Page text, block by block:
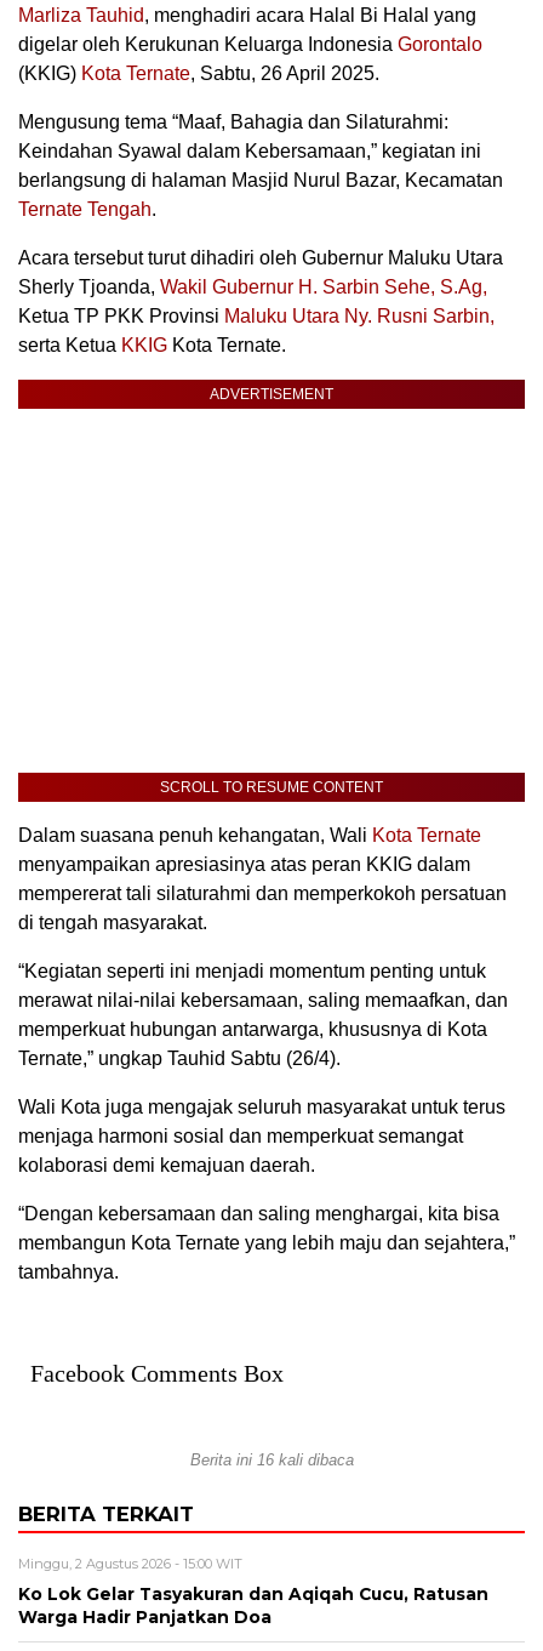
Marliza Tauhid, menghadiri acara Halal Bi Halal yang
digelar oleh Kerukunan Keluarga Indonesia Gorontalo
(KKIG) Kota Ternate, Sabtu, 26 April 2025.
Mengusung tema “Maaf, Bahagia dan Silaturahmi:
Keindahan Syawal dalam Kebersamaan,” kegiatan ini
berlangsung di halaman Masjid Nurul Bazar, Kecamatan
Ternate Tengah.
Acara tersebut turut dihadiri oleh Gubernur Maluku Utara
Sherly Tjoanda, Wakil Gubernur H. Sarbin Sehe, S.Ag,
Ketua TP PKK Provinsi Maluku Utara Ny. Rusni Sarbin,
serta Ketua KKIG Kota Ternate.
ADVERTISEMENT
SCROLL TO RESUME CONTENT
Dalam suasana penuh kehangatan, Wali Kota Ternate
menyampaikan apresiasinya atas peran KKIG dalam
mempererat tali silaturahmi dan memperkokoh persatuan
di tengah masyarakat.
“Kegiatan seperti ini menjadi momentum penting untuk
merawat nilai-nilai kebersamaan, saling memaafkan, dan
memperkuat hubungan antarwarga, khususnya di Kota
Ternate,” ungkap Tauhid Sabtu (26/4).
Wali Kota juga mengajak seluruh masyarakat untuk terus
menjaga harmoni sosial dan memperkuat semangat
kolaborasi demi kemajuan daerah.
“Dengan kebersamaan dan saling menghargai, kita bisa
membangun Kota Ternate yang lebih maju dan sejahtera,”
tambahnya.
Facebook Comments Box
Berita ini 16 kali dibaca
BERITA TERKAIT
Minggu, 2 Agustus 2026 - 15:00 WIT
Ko Lok Gelar Tasyakuran dan Aqiqah Cucu, Ratusan
Warga Hadir Panjatkan Doa